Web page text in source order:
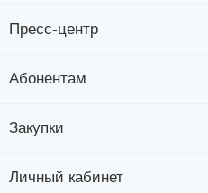
Пресс-центр
Абонентам
Закупки
Личный кабинет